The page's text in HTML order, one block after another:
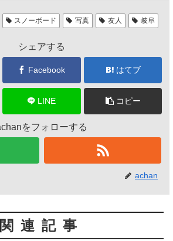
スノーボード 写真 友人 岐阜
シェアする
Facebook はてブ
LINE コピー
をフォローする
achan
関連記事